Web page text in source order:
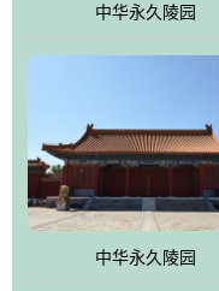
中华永久陵园
中华永久陵园